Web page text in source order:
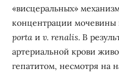
«висцеральных»
концентрации мочевины
portaи v. renalis. В
артериальной крови
гепатитом, несмотря на